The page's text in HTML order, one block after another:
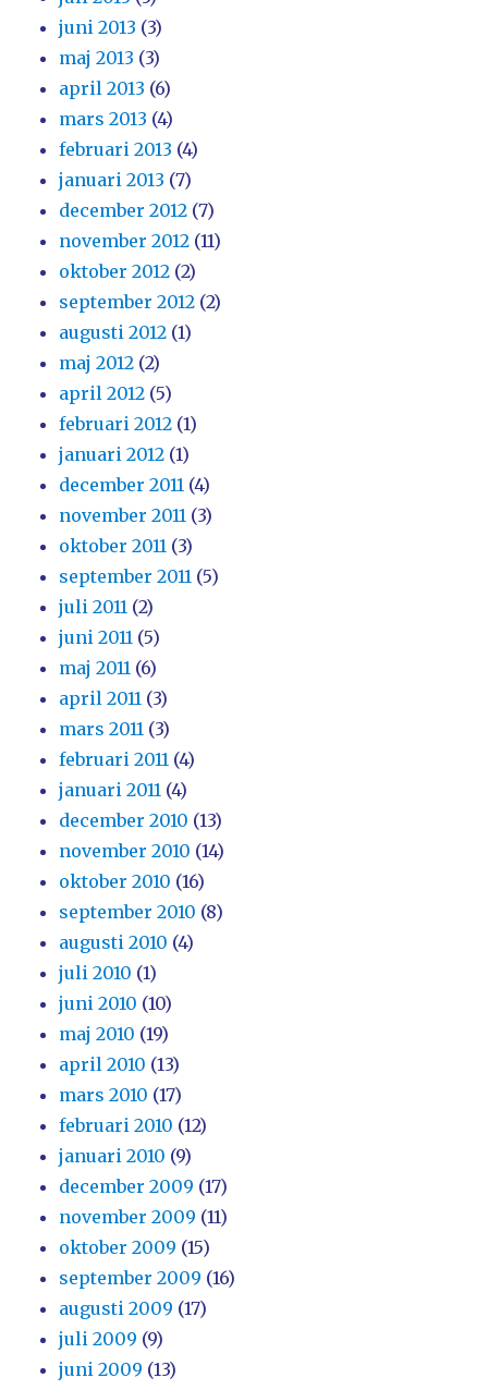
juni 2013 (3)
maj 2013 (3)
april 2013 (6)
mars 2013 (4)
februari 2013 (4)
januari 2013 (7)
december 2012 (7)
november 2012 (11)
oktober 2012 (2)
september 2012 (2)
augusti 2012 (1)
maj 2012 (2)
april 2012 (5)
februari 2012 (1)
januari 2012 (1)
december 2011 (4)
november 2011 (3)
oktober 2011 (3)
september 2011 (5)
juli 2011 (2)
juni 2011 (5)
maj 2011 (6)
april 2011 (3)
mars 2011 (3)
februari 2011 (4)
januari 2011 (4)
december 2010 (13)
november 2010 (14)
oktober 2010 (16)
september 2010 (8)
augusti 2010 (4)
juli 2010 (1)
juni 2010 (10)
maj 2010 (19)
april 2010 (13)
mars 2010 (17)
februari 2010 (12)
januari 2010 (9)
december 2009 (17)
november 2009 (11)
oktober 2009 (15)
september 2009 (16)
augusti 2009 (17)
juli 2009 (9)
juni 2009 (13)